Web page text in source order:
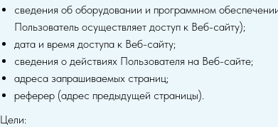
сведения об оборудовании и программном
Пользователь осуществляет доступ к Веб-сайту);
дата и время доступа к Веб-сайту;
сведения о действиях Пользователя на Веб-сайте;
адреса запрашиваемых страниц;
реферер (адрес предыдущей страницы).
Цели: